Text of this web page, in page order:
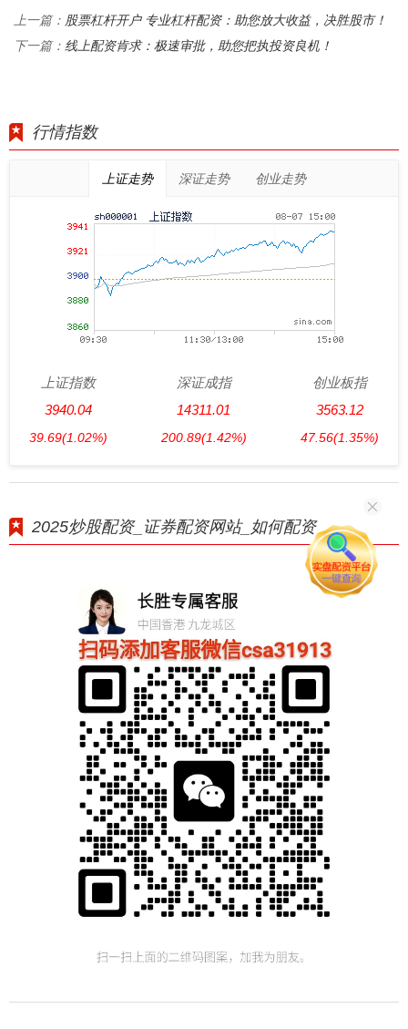
上一篇： 股票杠杆开户 专业杠杆配资：助您放大收益，决胜股市！
下一篇： 线上配资肯求：极速审批，助您把执投资良机！
行情指数
上证走势 深证走势 创业走势
上证指数
3940.04
39.69(1.02%)
深证成指
14311.01
200.89(1.42%)
创业板指
3563.12
47.56(1.35%)
2025炒股配资_证券配资网站_如何配资